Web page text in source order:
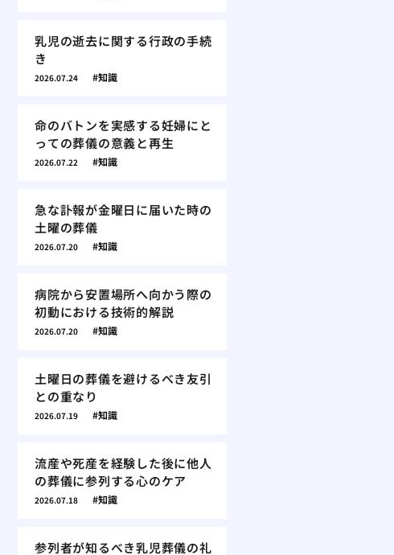
乳児の逝去に関する行政の手続
き
2026.07.24 知識
命のバトンを実感する妊婦にと
っての葬儀の意義と再生
2026.07.22 知識
急な訃報が金曜日に届いた時の
土曜の葬儀
2026.07.20 知識
病院から安置場所へ向かう際の
初動における技術的解説
2026.07.20 知識
土曜日の葬儀を避けるべき友引
との重なり
2026.07.19 知識
流産や死産を経験した後に他人
の葬儀に参列する心のケア
2026.07.18 知識
参列者が知るべき乳児葬儀の礼